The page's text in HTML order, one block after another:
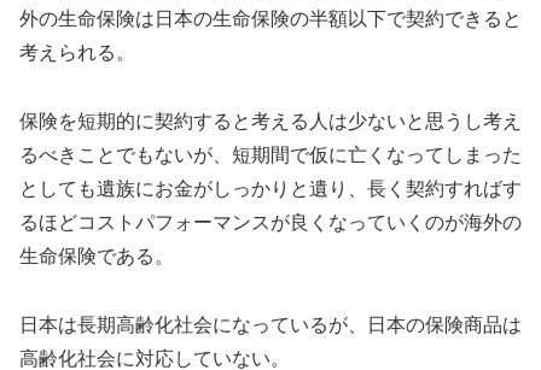
外の生命保険は日本の生命保険の半額以下で契約できると
考えられる。
保険を短期的に契約すると考える人は少ないと思うし考え
るべきことでもないが、短期間で仮に亡くなってしまった
としても遺族にお金がしっかりと遺り、長く契約すればす
るほどコストパフォーマンスが良くなっていくのが海外の
生命保険である。
日本は長期高齢化社会になっているが、日本の保険商品は
高齢化社会に対応していない。